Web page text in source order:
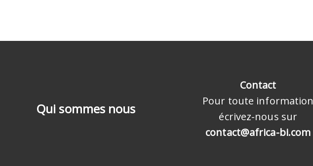
Qui sommes nous
Contact
Pour toute information
écrivez-nous sur
contact@africa-bi.com